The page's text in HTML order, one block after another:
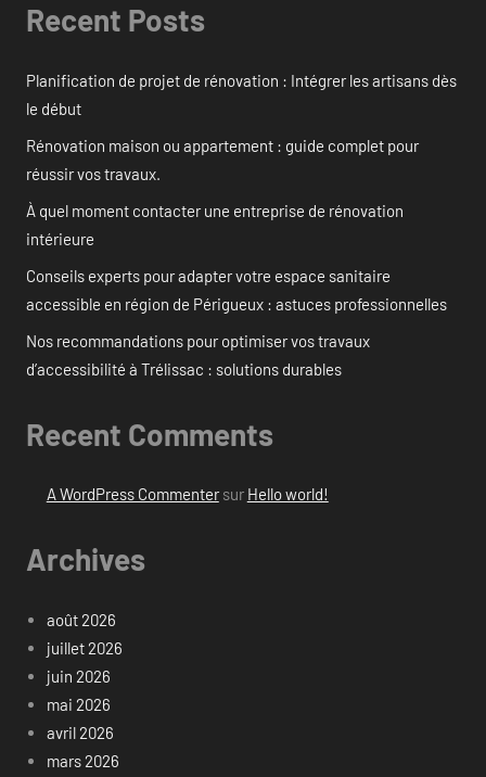
Recent Posts
Planification de projet de rénovation : Intégrer les artisans dès
le début
Rénovation maison ou appartement : guide complet pour
réussir vos travaux.
À quel moment contacter une entreprise de rénovation
intérieure
Conseils experts pour adapter votre espace sanitaire
accessible en région de Périgueux : astuces professionnelles
Nos recommandations pour optimiser vos travaux
d’accessibilité à Trélissac : solutions durables
Recent Comments
A WordPress Commentersur Hello world!
Archives
août 2026
juillet 2026
juin 2026
mai 2026
avril 2026
mars 2026